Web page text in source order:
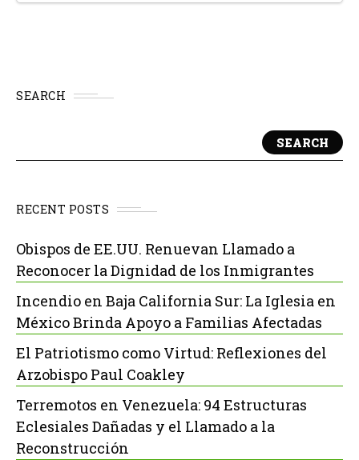
SEARCH
SEARCH
RECENT POSTS
Obispos de EE.UU. Renuevan Llamado a
Reconocer la Dignidad de los Inmigrantes
Incendio en Baja California Sur: La Iglesia en
México Brinda Apoyo a Familias Afectadas
El Patriotismo como Virtud: Reflexiones del
Arzobispo Paul Coakley
Terremotos en Venezuela: 94 Estructuras
Eclesiales Dañadas y el Llamado a la
Reconstrucción